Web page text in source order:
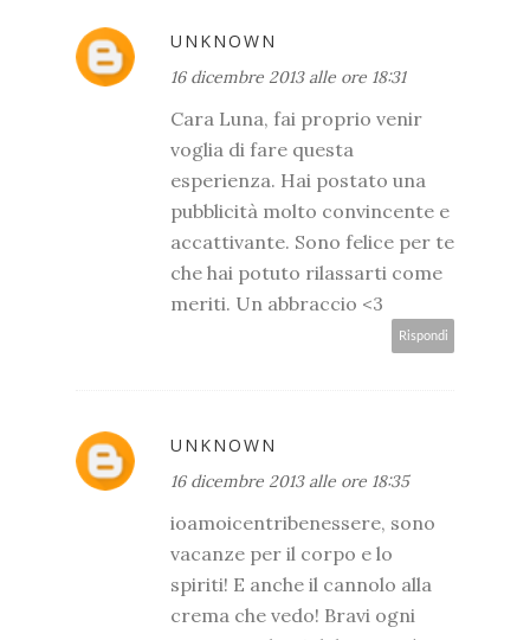
UNKNOWN
16 dicembre 2013 alle ore 18:31
Cara Luna, fai proprio venir
voglia di fare questa
esperienza. Hai postato una
pubblicità molto convincente e
accattivante. Sono felice per te
che hai potuto rilassarti come
meriti. Un abbraccio <3
Rispondi
UNKNOWN
16 dicembre 2013 alle ore 18:35
ioamoicentribenessere, sono
vacanze per il corpo e lo
spiriti! E anche il cannolo alla
crema che vedo! Bravi ogni